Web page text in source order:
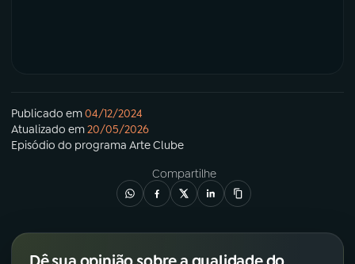
Publicado em04/12/2024
Atualizado em20/05/2026
Episódio do programa Arte Clube
Compartilhe